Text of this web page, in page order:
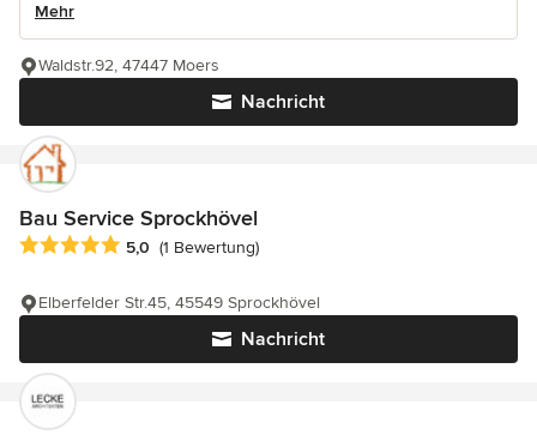
Mehr
Nachricht
Waldstr.92, 47447 Moers
Bau Service Sprockhövel
Durchschnittliche Bewertung: 5 von 5 Sternen
5,0 (1 Bewertung)
Nachricht
Elberfelder Str.45, 45549 Sprockhövel